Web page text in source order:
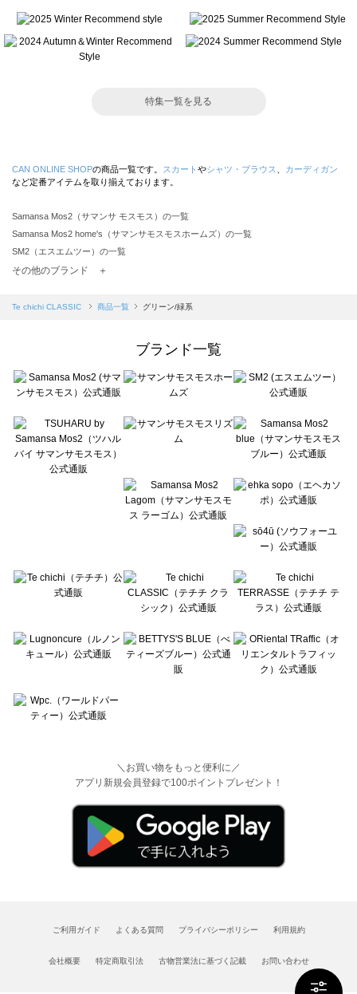
特集一覧を見る
CAN ONLINE SHOPの商品一覧です。 スカート やシャツ・ブラウス
カーディガン
など定番アイテムを取り揃えております。
Samansa Mos2（サマンサ モスモス）の一覧
Samansa Mos2 home's（サマンサモスモスホームズ）の一覧
SM2（エスエムツー）の一覧
TSUHARU by Samansa Mos2（ツハルバイサマンサモスモス）の一覧
Samansa Mos2 blue（サマンサモスモス ブルー）の一覧
Te chichi（テチチ）の一覧
Te chichi CLASSIC（テチチ クラシック）の一覧
Lugnoncure（ルノンキュール）の一覧
BETTY'S BLUE（べティーズブルー）の一覧
Wpc.（ワールドパーティー）の一覧
その他のブランド ＋
Te chichi CLASSIC 商品一覧 グリーン/緑系
ブランド一覧
＼お買い物をもっと便利に／
アプリ新規会員登録で100ポイントプレゼント！
ご利用ガイド よくある質問 プライバシーポリシー 利用規約
会社概要 特定商取引法 古物営業法に基づく記載 お問い合わせ